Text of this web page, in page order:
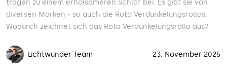
tragen zu einem erholsameren Schlaf bei. Es gibt sie von
diversen Marken - so auch die Roto Verdunkelungsrollos.
Wodurch zeichnet sich das Roto Verdunkelungsrollo aus?
Lichtwunder Team 23. November 2025